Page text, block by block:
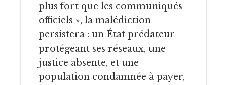
plus fort que les communiqués
officiels », la malédiction
persistera : un État prédateur
protégeant ses réseaux, une
justice absente, et une
population condamnée à payer,